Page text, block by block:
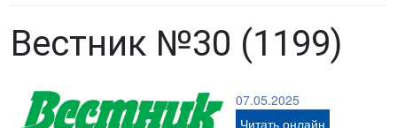
Вестник №30 (1199)
07.05.2025
Читать онлайн